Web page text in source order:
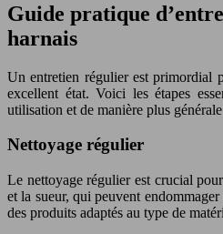
Guide pratique
harnais
Un entretien régulier est primordial
excellent état. Voici les étapes
utilisation et de manière plus
Nettoyage régulier
Le nettoyage régulier est crucial
et la sueur, qui peuvent
des produits adaptés au type de